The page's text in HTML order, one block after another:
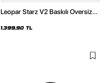
Leopar Starz V2 Baskılı Oversize
Hoodie
1.399,90 TL